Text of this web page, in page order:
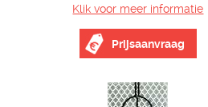
Klik voor meer informatie
Prijsaanvraag